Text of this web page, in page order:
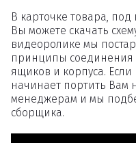
В карточке товара, под
Вы можете скачать
видеоролике мы
принципы соединения
ящиков и корпуса.
начинает портить Вам
менеджерам и мы
сборщика.